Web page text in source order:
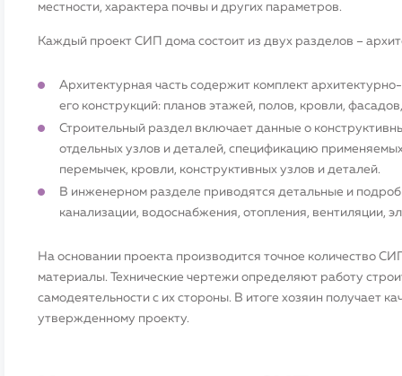
местности, характера почвы и других параметров.
Каждый проект СИП дома состоит из двух разделов –
Архитектурная часть содержит комплект
его конструкций: планов этажей, полов, кровли,
Строительный раздел включает данные о
отдельных узлов и деталей, спецификацию
перемычек, кровли, конструктивных узлов и деталей.
В инженерном разделе приводятся детальные и
канализации, водоснабжения, отопления, вентиляции,
На основании проекта производится точное количество
материалы. Технические чертежи определяют работу
самодеятельности с их стороны. В итоге хозяин получает
утвержденному проекту.